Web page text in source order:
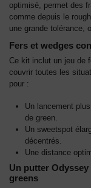
optimisé, permet des
comme depuis le
une grande tolérance,
Fers et wedges
Ce kit inclut un jeu de
couvrir toutes les
pour :
Un lancement
de green.
Un sweetspot
décentrés.
Une distance
Un putter
greens